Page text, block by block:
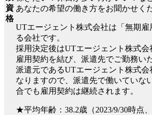
資
格
あなたの希望の働き方をお聞かせく
UTエージェント株式会社は「無期
る会社です。
採用決定後はUTエージェント株式
雇用契約を結び、派遣先でご勤務い
派遣元であるUTエージェント株式会
なりますので、派遣先で働いていな
合でも雇用契約は継続されます。
★平均年齢：38.2歳（2023/9/30時点